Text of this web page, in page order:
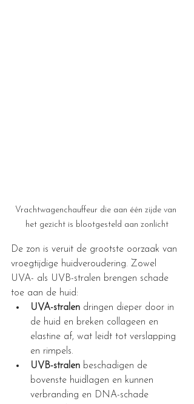
Vrachtwagenchauffeur die aan één zijde van
het gezicht is blootgesteld aan zonlicht
De zon is veruit de grootste oorzaak van
vroegtijdige huidveroudering. Zowel
UVA- als UVB-stralen brengen schade
toe aan de huid:
UVA-stralen dringen dieper door in
de huid en breken collageen en
elastine af, wat leidt tot verslapping
en rimpels.
UVB-stralen beschadigen de
bovenste huidlagen en kunnen
verbranding en DNA-schade